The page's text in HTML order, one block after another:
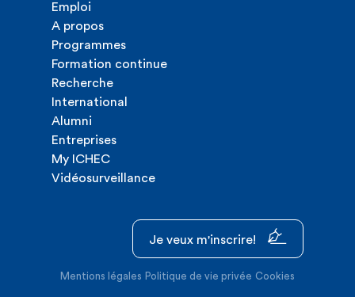
Emploi
A propos
Programmes
Formation continue
Recherche
International
Alumni
Entreprises
My ICHEC
Vidéosurveillance
Je veux m'inscrire!
Mentions légales Politique de vie privée Cookies